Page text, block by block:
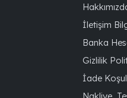
İletişim
Banka
Gizlilik
İade